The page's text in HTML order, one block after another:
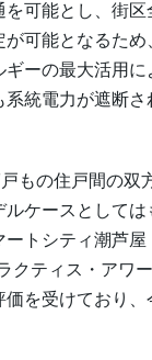
可能とし、街
可能となるた
ギーの最大活用
系統電力が遮断
もの住戸間の双
ケースとして
ートシティ潮芦
クティス・アワ
を受けており、